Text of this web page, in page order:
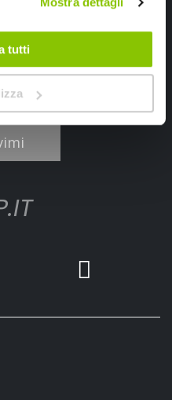
tutti
il documentoprivacy policy